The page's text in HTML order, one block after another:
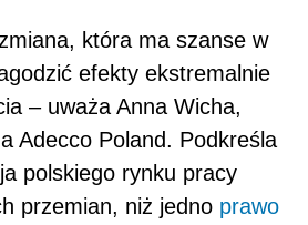
która ma szanse w
efekty ekstremalnie
– uważa Anna Wicha,
Adecco Poland. Podkreśla
polskiego rynku pracy
przemian, niż jedno prawo